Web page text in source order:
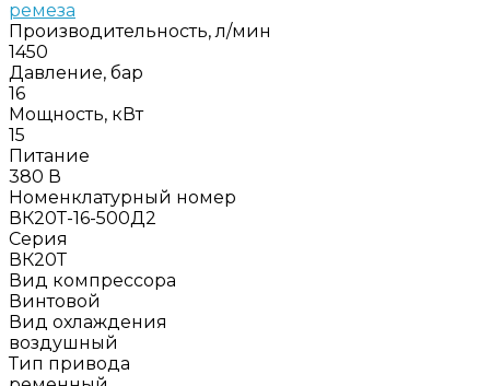
ремеза
Производительность, л/мин
1450
Давление, бар
16
Мощность, кВт
15
Питание
380 В
Номенклатурный номер
ВК20Т-16-500Д2
Серия
ВК20Т
Вид компрессора
Винтовой
Вид охлаждения
воздушный
Тип привода